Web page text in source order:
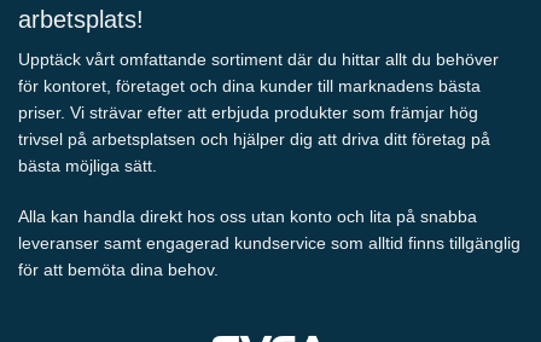
arbetsplats!
Upptäck vårt omfattande sortiment där du hittar allt du behöver
för kontoret, företaget och dina kunder till marknadens bästa
priser. Vi strävar efter att erbjuda produkter som främjar hög
trivsel på arbetsplatsen och hjälper dig att driva ditt företag på
bästa möjliga sätt.
Alla kan handla direkt hos oss utan konto och lita på snabba
leveranser samt engagerad kundservice som alltid finns tillgänglig
för att bemöta dina behov.